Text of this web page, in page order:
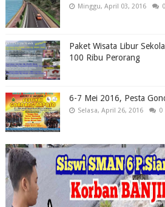
Minggu, April 03, 2016 0
Paket Wisata Libur
100 Ribu Perorang
6-7 Mei 2016, Pesta
Selasa, April 26, 2016 0